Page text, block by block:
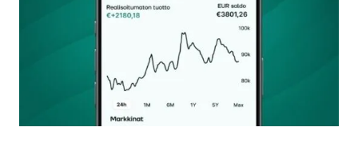
Nimesi tai nimimerkkisi
Sähköpostiosoitteesi